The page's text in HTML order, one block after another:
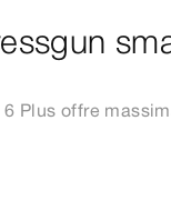
6 Plus offre